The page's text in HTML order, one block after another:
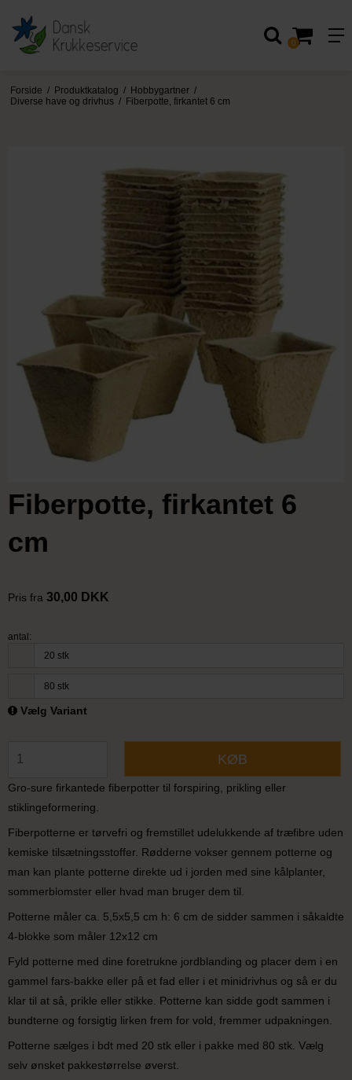
0
Forside / Produktkatalog / Hobbygartner /
Diverse have og drivhus / Fiberpotte, firkantet 6 cm
Fiberpotte, firkantet 6
cm
Pris fra 30,00 DKK
antal:
20 stk
80 stk
Vælg Variant
KØB
Gro-sure firkantede fiberpotter til forspiring, prikling eller
stiklingeformering.
Fiberpotterne er tørvefri og fremstillet udelukkende af træfibre uden
kemiske tilsætningsstoffer. Rødderne vokser gennem potterne og
man kan plante potterne direkte ud i jorden med sine kålplanter,
sommerblomster eller hvad man bruger dem til.
Potterne måler ca. 5,5x5,5 cm h: 6 cm de sidder sammen i såkaldte
4-blokke som måler 12x12 cm
Fyld potterne med dine foretrukne jordblanding og placer dem i en
gammel fars-bakke eller på et fad eller i et minidrivhus og så er du
klar til at så, prikle eller stikke. Potterne kan sidde godt sammen i
bundterne og forsigtig lirken frem for vold, fremmer udpakningen.
Potterne sælges i bdt med 20 stk eller i pakke med 80 stk. Vælg
selv ønsket pakkestørrelse øverst.